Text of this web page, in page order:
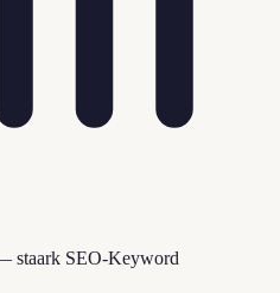
staark SEO-Keyword